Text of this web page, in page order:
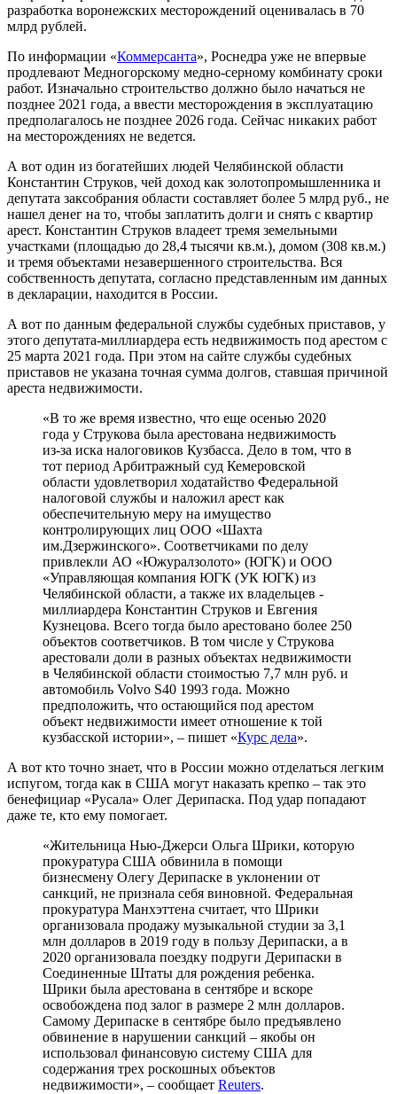
разработка воронежских месторождений оценивалась в 70
млрд рублей.
По информации «Коммерсанта», Роснедра уже не впервые
продлевают Медногорскому медно-серному комбинату сроки
работ. Изначально строительство должно было начаться не
позднее 2021 года, а ввести месторождения в эксплуатацию
предполагалось не позднее 2026 года. Сейчас никаких работ
на месторождениях не ведется.
А вот один из богатейших людей Челябинской области
Константин Струков, чей доход как золотопромышленника и
депутата заксобрания области составляет более 5 млрд руб., не
нашел денег на то, чтобы заплатить долги и снять с квартир
арест. Константин Струков владеет тремя земельными
участками (площадью до 28,4 тысячи кв.м.), домом (308 кв.м.)
и тремя объектами незавершенного строительства. Вся
собственность депутата, согласно представленным им данных
в декларации, находится в России.
А вот по данным федеральной службы судебных приставов, у
этого депутата-миллиардера есть недвижимость под арестом с
25 марта 2021 года. При этом на сайте службы судебных
приставов не указана точная сумма долгов, ставшая причиной
ареста недвижимости.
«В то же время известно, что еще осенью 2020
года у Струкова была арестована недвижимость
из-за иска налоговиков Кузбасса. Дело в том, что в
тот период Арбитражный суд Кемеровской
области удовлетворил ходатайство Федеральной
налоговой службы и наложил арест как
обеспечительную меру на имущество
контролирующих лиц ООО «Шахта
им.Дзержинского». Соответчиками по делу
привлекли АО «Южуралзолото» (ЮГК) и ООО
«Управляющая компания ЮГК (УК ЮГК) из
Челябинской области, а также их владельцев -
миллиардера Константин Струков и Евгения
Кузнецова. Всего тогда было арестовано более 250
объектов соответчиков. В том числе у Струкова
арестовали доли в разных объектах недвижимости
в Челябинской области стоимостью 7,7 млн руб. и
автомобиль Volvo S40 1993 года. Можно
предположить, что остающийся под арестом
объект недвижимости имеет отношение к той
кузбасской истории», – пишет «Курс дела».
А вот кто точно знает, что в России можно отделаться легким
испугом, тогда как в США могут наказать крепко – так это
бенефициар «Русала» Олег Дерипаска. Под удар попадают
даже те, кто ему помогает.
«Жительница Нью-Джерси Ольга Шрики, которую
прокуратура США обвинила в помощи
бизнесмену Олегу Дерипаске в уклонении от
санкций, не признала себя виновной. Федеральная
прокуратура Манхэттена считает, что Шрики
организовала продажу музыкальной студии за 3,1
млн долларов в 2019 году в пользу Дерипаски, а в
2020 организовала поездку подруги Дерипаски в
Соединенные Штаты для рождения ребенка.
Шрики была арестована в сентябре и вскоре
освобождена под залог в размере 2 млн долларов.
Самому Дерипаске в сентябре было предъявлено
обвинение в нарушении санкций – якобы он
использовал финансовую систему США для
содержания трех роскошных объектов
недвижимости», – сообщает Reuters.